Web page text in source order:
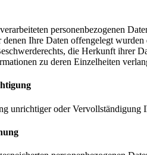
personenbezogenen
Ihre Daten offengelegt
die Herkunft ihrer
zu deren Einzelheiten
unrichtiger oder Vervollständigung